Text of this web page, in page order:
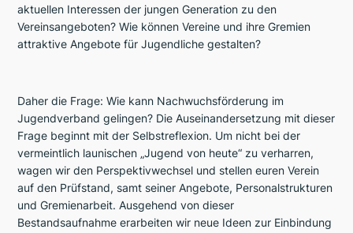
aktuellen Interessen der jungen Generation zu den
Vereinsangeboten? Wie können Vereine und ihre Gremien
attraktive Angebote für Jugendliche gestalten?
Daher die Frage: Wie kann Nachwuchsförderung im
Jugendverband gelingen? Die Auseinandersetzung mit dieser
Frage beginnt mit der Selbstreflexion. Um nicht bei der
vermeintlich launischen „Jugend von heute“ zu verharren,
wagen wir den Perspektivwechsel und stellen euren Verein
auf den Prüfstand, samt seiner Angebote, Personalstrukturen
und Gremienarbeit. Ausgehend von dieser
Bestandsaufnahme erarbeiten wir neue Ideen zur Einbindung